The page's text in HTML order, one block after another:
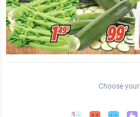
Choose your